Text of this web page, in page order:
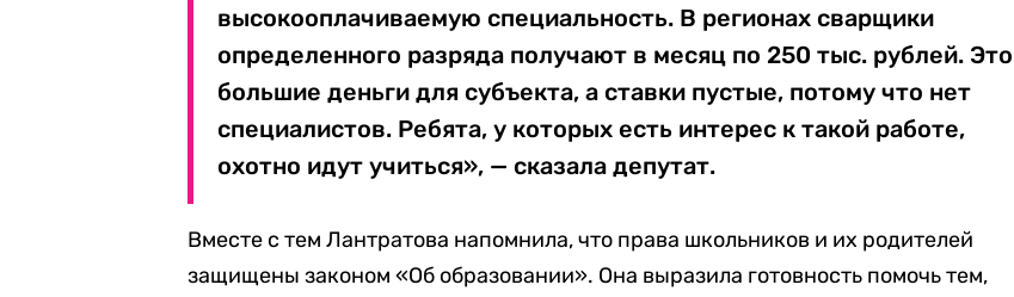
высокооплачиваемую специальность. В регионах сварщики
определенного разряда получают в месяц по 250 тыс. рублей. Это
большие деньги для субъекта, а ставки пустые, потому что нет
специалистов. Ребята, у которых есть интерес к такой работе,
охотно идут учиться», — сказала депутат.
Вместе с тем Лантратова напомнила, что права школьников и их родителей
защищены законом «Об образовании». Она выразила готовность помочь тем,